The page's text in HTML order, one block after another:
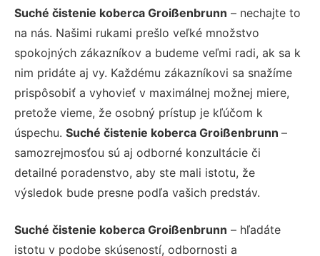
Suché čistenie koberca Groißenbrunn – nechajte to
na nás. Našimi rukami prešlo veľké množstvo
spokojných zákazníkov a budeme veľmi radi, ak sa k
nim pridáte aj vy. Každému zákazníkovi sa snažíme
prispôsobiť a vyhovieť v maximálnej možnej miere,
pretože vieme, že osobný prístup je kľúčom k
úspechu. Suché čistenie koberca Groißenbrunn –
samozrejmosťou sú aj odborné konzultácie či
detailné poradenstvo, aby ste mali istotu, že
výsledok bude presne podľa vašich predstáv.
Suché čistenie koberca Groißenbrunn – hľadáte
istotu v podobe skúseností, odbornosti a